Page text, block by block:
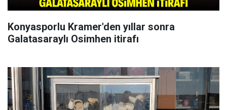
Konyasporlu Kramer'den yıllar sonra
Galatasaraylı Osimhen itirafı